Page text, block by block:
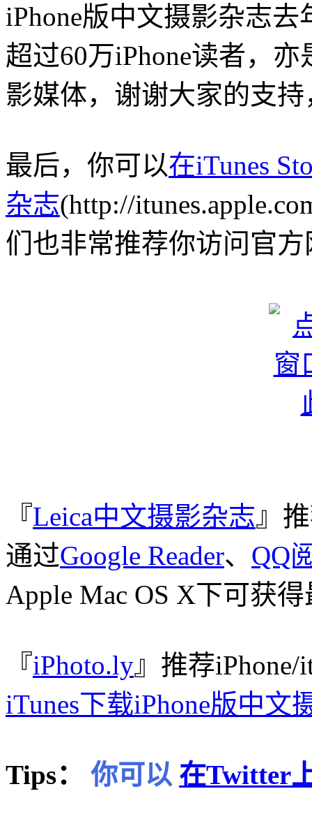
iPhone版中文摄影杂志
超过60万iPhone读者，
影媒体，谢谢大家的支持
最后，你可以在iTunes
杂志(http://
们也非常推荐你访问官方
『Leica中文摄影杂志』
通过Google Reader、 QQ
Apple Mac OS X下可获
『iPhoto.ly』推荐iPhone/
iTunes下载iPhone版中文
Tips： 你可以 在Twitter